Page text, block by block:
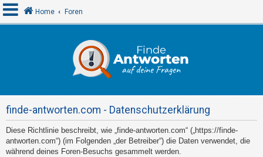
e
l
d
e
Home Foren
finde-antworten.com - Datenschutzerklärung
Diese Richtlinie beschreibt, wie „finde-antworten.com“ („https://finde-
antworten.com“) (im Folgenden „der Betreiber“) die Daten verwendet, die
während deines Foren-Besuchs gesammelt werden.